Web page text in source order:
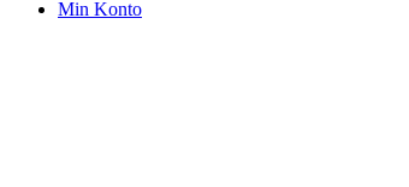
Min Konto